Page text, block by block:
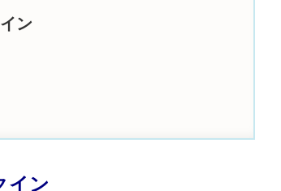
ン
イン